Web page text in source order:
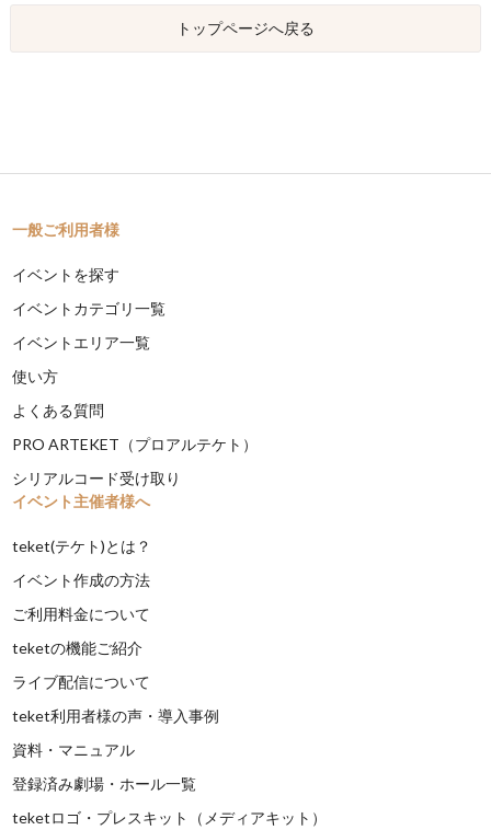
トップページへ戻る
一般ご利用者様
イベントを探す
イベントカテゴリ一覧
イベントエリア一覧
使い方
よくある質問
PRO ARTEKET（プロアルテケト）
シリアルコード受け取り
イベント主催者様へ
teket(テケト)とは？
イベント作成の方法
ご利用料金について
teketの機能ご紹介
ライブ配信について
teket利用者様の声・導入事例
資料・マニュアル
登録済み劇場・ホール一覧
teketロゴ・プレスキット（メディアキット）